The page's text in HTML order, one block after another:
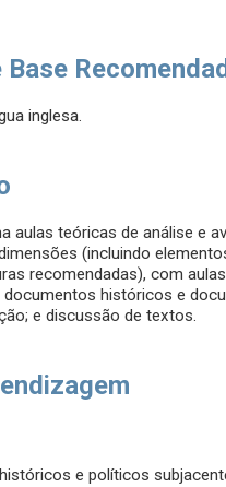
inglesa.
aulas teóricas de análise e
(incluindo
recomendadas), com
históricos e
e discussão de textos.
e políticos